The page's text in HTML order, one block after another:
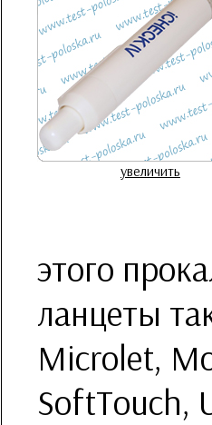
увеличить
этого
ланцеты
Microlet,
SoftTouch,